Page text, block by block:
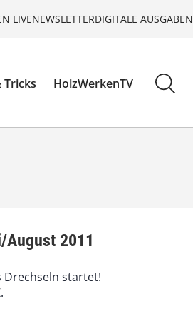
LIVENEWSLETTERDIGITALE AUSGABEN
Tricks HolzWerkenTV
2011
Drechseln startet!